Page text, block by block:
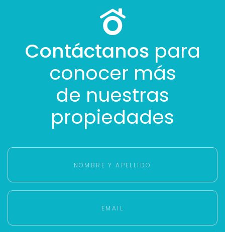
Contáctanos para
conocer más
de nuestras
propiedades